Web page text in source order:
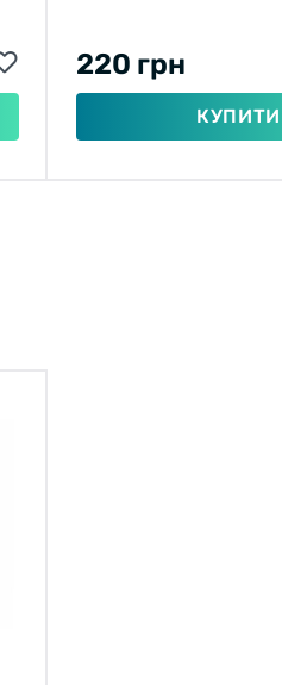
220 грн
КУПИТИ